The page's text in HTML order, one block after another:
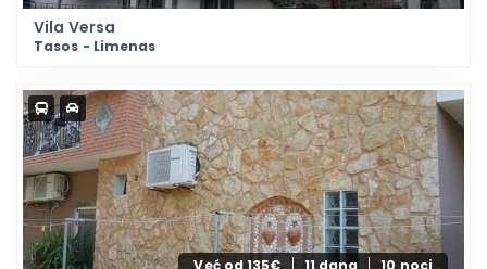
Vila Versa
Tasos - Limenas
Već od 135€ 11 dana 10 noci